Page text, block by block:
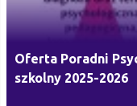
Oferta Poradni
szkolny 2025-2026